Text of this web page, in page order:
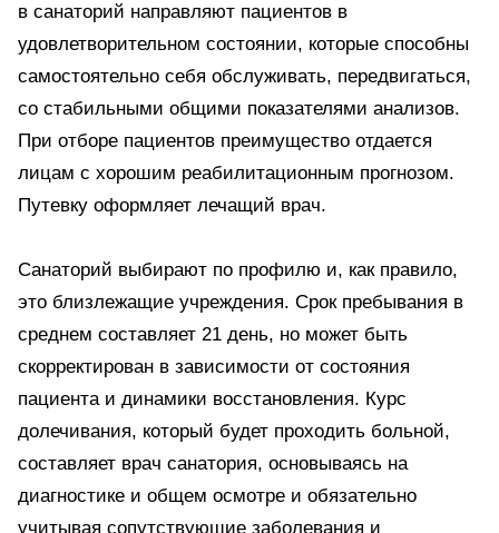
в санаторий направляют пациентов в
удовлетворительном состоянии, которые способны
самостоятельно себя обслуживать, передвигаться,
со стабильными общими показателями анализов.
При отборе пациентов преимущество отдается
лицам с хорошим реабилитационным прогнозом.
Путевку оформляет лечащий врач.
Санаторий выбирают по профилю и, как правило,
это близлежащие учреждения. Срок пребывания в
среднем составляет 21 день, но может быть
скорректирован в зависимости от состояния
пациента и динамики восстановления. Курс
долечивания, который будет проходить больной,
составляет врач санатория, основываясь на
диагностике и общем осмотре и обязательно
учитывая сопутствующие заболевания и